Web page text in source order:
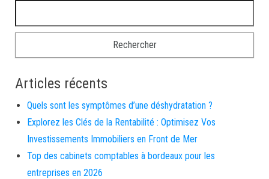
Articles récents
Quels sont les symptômes d’une déshydratation ?
Explorez les Clés de la Rentabilité : Optimisez Vos
Investissements Immobiliers en Front de Mer
Top des cabinets comptables à bordeaux pour les
entreprises en 2026